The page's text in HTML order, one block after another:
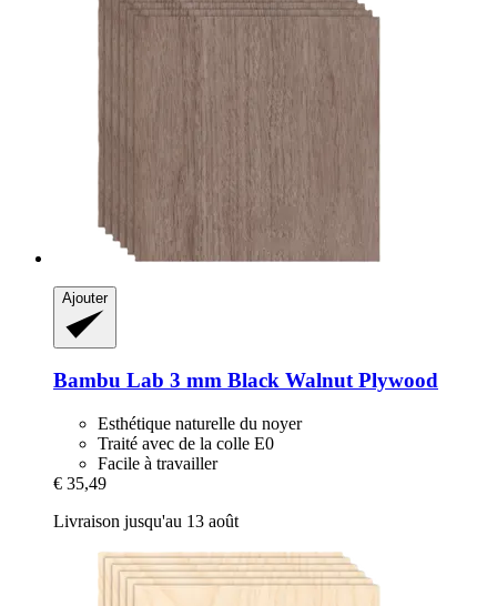
Ajouter
Bambu Lab 3 mm Black Walnut Plywood
Esthétique naturelle du noyer
Traité avec de la colle E0
Facile à travailler
€ 35,49
Livraison jusqu'au 13 août